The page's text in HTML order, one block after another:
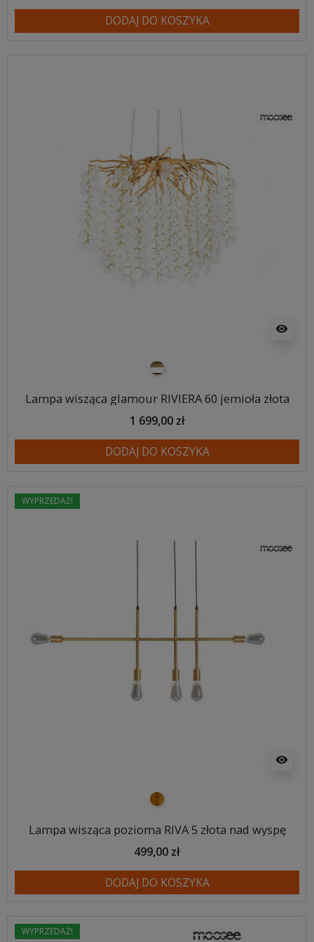
DODAJ DO KOSZYKA
visibility
biało złoty
Lampa wisząca glamour RIVIERA 60 jemioła złota
1 699,00 zł
DODAJ DO KOSZYKA
WYPRZEDAŻ!
visibility
złoty
Lampa wisząca pozioma RIVA 5 złota nad wyspę
499,00 zł
DODAJ DO KOSZYKA
WYPRZEDAŻ!